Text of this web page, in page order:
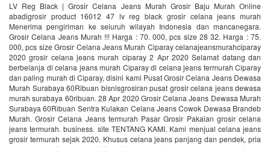
LV Reg Black | Grosir Celana Jeans Murah Grosir Baju Murah Online
abadigrosir product 16012 47 lv reg black grosir celana jeans murah
Menerima pengiriman ke seluruh wilayah Indonesia dan mancanegara.
Grosir Celana Jeans Murah !!! Harga : 70. 000, pcs size 28 32. Harga : 75.
000, pcs size Grosir Celana Jeans Murah Ciparay celanajeansmurahciparay
2020 grosir celana jeans murah ciparay 2 Apr 2020 Selamat datang dan
berbelanja di celana jeans murah Ciparay di celana jeans termurah Ciparay
dan paling murah di Ciparay, disini kami Pusat Grosir Celana Jeans Dewasa
Murah Surabaya 60Ribuan bisnisgrosiran pusat grosir celana jeans dewasa
murah surabaya 60ribuan. 28 Apr 2020 Grosir Celana Jeans Dewasa Murah
Surabaya 60Ribuan Sentra Kulakan Celana Jeans Cowok Dewasa Brandeb
Murah. Grosir Celana Jeans termurah Pasar Grosir Pakaian grosir celana
jeans termurah. business. site TENTANG KAMI. Kami menjual celana jeans
grosir termurah sejak 2020. Khusus celana jeans panjang dan pendek, pria